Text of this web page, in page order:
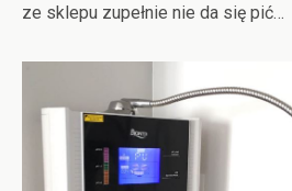
ze sklepu zupełnie nie da się pić…